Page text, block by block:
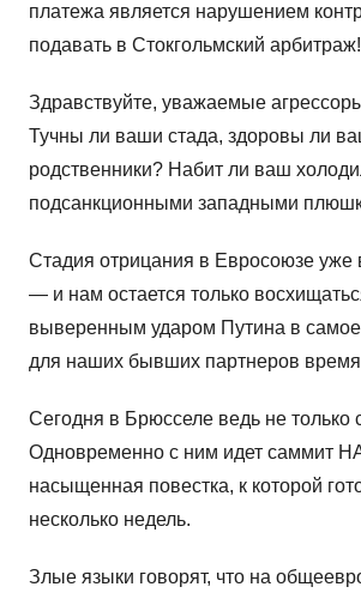
платежа является нарушением
подавать в Стокгольмский арбитраж!
Здравствуйте, уважаемые
Тучны ли ваши стада, здоровы ли
родственники? Набит ли ваш
подсанкционными западными
Стадия отрицания в Евросоюзе уже
— и нам остается только
выверенным ударом Путина в
для наших бывших партнеров
Сегодня в Брюсселе ведь не только
Одновременно с ним идет саммит
насыщенная повестка, к которой
несколько недель.
Злые языки говорят, что на